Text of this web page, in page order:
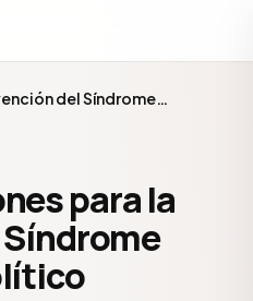
del Síndrome…
para la